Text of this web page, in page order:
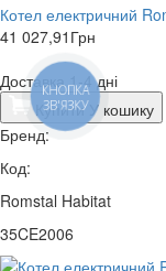
Котел електричний
41 027,91 Грн
Доставка 1-4 дні
Купити У кошику
Бренд:
Код:
Romstal Habitat
35CE2006
КНОПКА
ЗВ'ЯЗКУ